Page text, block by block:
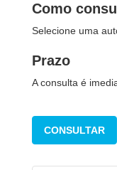
Como
Selecione uma
Prazo
A consulta é
CONSULTAR